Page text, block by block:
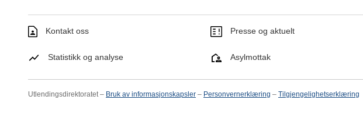
Kontakt oss Presse og aktuelt
Statistikk og analyse Asylmottak
Utlendingsdirektoratet – Bruk av informasjonskapsler – Personvernerklæring – Tilgjengelighetserklæring